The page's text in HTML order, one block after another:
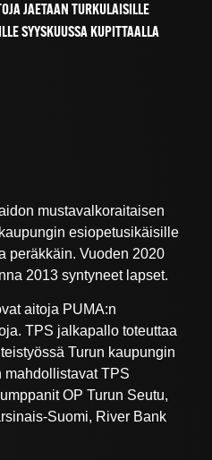
JAETAAN TURKULAISILLE
SYYSKUUSSA KUPITTAALLA
mustavalkoraitaisen
esiopetusikäisille
peräkkäin. Vuoden 2020
2013 syntyneet lapset.
aitoja PUMA:n
TPS jalkapallo toteuttaa
Turun kaupungin
mahdollistavat TPS
OP Turun Seutu,
Suomi, River Bank